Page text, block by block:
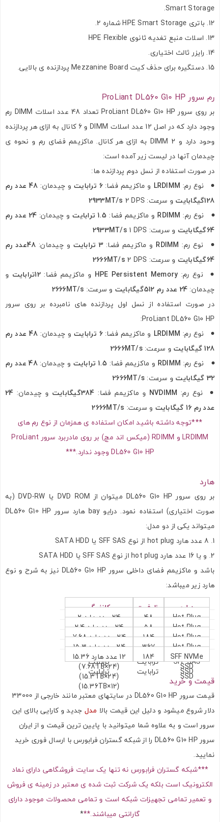
Smart Storage.
باتری HPE Smart Storage شماره 2.
اسلات منبع تغدیه ثانوی HPE Flexible
رایزر ثالث اختیاری.
دستگیره برای حذف کیت Mezzanine Board پردازنده ی بالایی.
رم سرور ProLiant DL560 G10 HP
بر روی سرور ProLiant DL560 G10 HP تعداد 48 عدد اسلات DIMM رم
وجود دارد که در اصل 12 عدد اسلات DIMM و 6 کانال به ازای هر پردازنده
وحود دارد و 2 DIMM به ازای هر کانال. ماکزیمم فضای رم و نحوه ی
چیدمان آنها در لیست زیر آمده است:
در صورت استفاده از نسل دوم پردازنده ها:
نوع رم: LRDIMM و ماکزیمم فضا: و چیدمان:
48 عدد رم
128گیگابایت
و سرعت: 2933MT/s 2 DPS
نوع رم: RDIMM و ماکزیمم فضا: 1.5 ترابایت و چیدمان:
24 عدد رم
64گیگابایت
و سرعت: 2933MT/s 1 DPS
نوع رم: RDIMM و ماکزیمم فضا: 3 ترابایت و چیدمان:
48عدد رم
64گیگابایت
و سرعت: 2666MT/s 2 DPS
نوع رم: HPE Persistent Memory و ماکزیمم فضا:12ترابایت
و
چیدمان: 24 عدد رم 512گیگابایت و سرعت: 2666MT/s
در صورت استفاده از نسل اول پردازنده های نامبرده بر روی سرور
ProLiant DL560 G10 HP:
نوع رم: LRDIMM و ماکزیمم فضا: 6 ترابایت و چیدمان:
48 عدد رم
128 گیگابایت
و سرعت: 2666MT/s
نوع رم: RDIMM و ماکزیمم فضا: 1.5 ترابایت و چیدمان:
48 عدد رم
32 گیگابایت
و سرعت:
نوع رم: NVDIMM و ماکزیمم فضا: 384گیگابایت و چیدمان: 24
عدد رم 16 گیگابایت
و سرعت:
***توجه داشته باشید امکان استفاده ی همزمان از نوع رم های
LRDIMM و RDIMM (میکس اند مچ) بر روی مادربرد سرور ProLiant
DL560 G10 HP وجود ندارد.***
هارد
بر روی سرور DL560 G10 HP میتوان از DVD ROM یا DVD-RW (به
صورت اختیاری) استفاده نمود. درایو bay هارد سرور DL560 G10 HP
میتواند یکی از دو مدل:
8 عدد هارد hot plug از نوع SFF SAS یا SATA HDD
و یا 16 عدد هارد hot plug از نوع SFF SAS یا SATA HDD
باشد و ماکزیمم فضای داخلی سرور DL560 G10 HP نیز به شرح و نوع
هارد زیر میباشد:
درایو
ظرفیت
کانفیگ
Hot Plug
SFF SATA
HDD
48
ترابایت
24 عدد هارد 2
ترابایت (24x2TB)
Hot Plug
SFF SAS
HDD
58
ترابایت
24 عدد هارد 2.4
ترابایت
(24×2.4TB)
Hot Plug
SFF SATA
SSD
184
ترابایت
24 عدد هارد 7.68
ترابایت
(24×7.68TB)
Hot Plug
SFF SAS
SSD
367
ترابایت
24 عدد هارد 15.3
ترابایت
(24×15.3TB)
SFF NVMe
SSD
184
ترابایت
12 عدد هارد 15.36
ترابایت
(12×15.36TB)
قیمت و خرید
قیمت سرور DL560 G10 HP در سایتهای معتبر مانند خارجی از 33000
دلار شروع میشود و دلیل این قیمت بالا مدل جدید و کارایی بالای این
سرور است و به علاوه شما میتوانید با پایین ترین قیمت و از ایران
سرور DL560 G10 HP را از شبکه گستران فرابورس با ارسال فوری خرید
نمایید.
***شبکه گستران فرابورس نه تنها یک سایت فروشگاهی دارای نماد
الکترونیک است بلکه یک شرکت ثبت شده ی معتبر در زمینه ی فروش
و تعمیر تمامی تجهیزات شبکه است و تمامی محصولات موجود دارای
گارانتی میباشند.***